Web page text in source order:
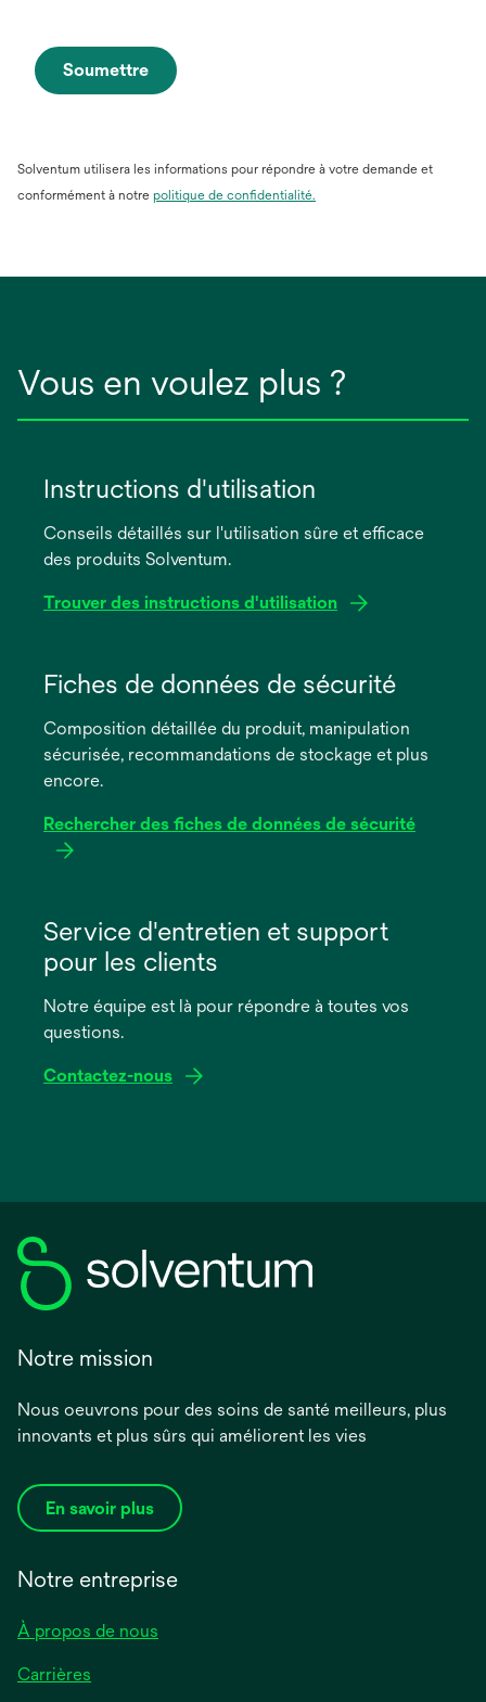
Soumettre
Solventum utilisera les informations pour répondre à votre demande et
conformément à notre politique de confidentialité.
Vous en voulez plus ?
Instructions d'utilisation
Conseils détaillés sur l'utilisation sûre et efficace
des produits Solventum.
Trouver des instructions d'utilisation
dans
nouvel
onglet
Fiches de données de sécurité
Composition détaillée du produit, manipulation
sécurisée, recommandations de stockage et plus
encore.
Rechercher des fiches de données de sécurité
dans
nouvel
onglet
Service d'entretien et support
pour les clients
Notre équipe est là pour répondre à toutes vos
questions.
Contactez-nous
Notre mission
Nous oeuvrons pour des soins de santé meilleurs, plus
innovants et plus sûrs qui améliorent les vies
En savoir plus
Notre entreprise
À propos de nous
Carrières